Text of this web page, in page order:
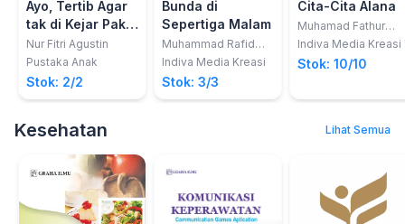
Ayo, Tertib Agar
tak di Kejar Pak
Kamtib!
Nur Fitri Agustin
Pustaka Anak
Stok: 2/2
Bunda di
Sepertiga Malam
Muhammad Rafid
N.R.; dkk
Indiva Media Kreasi
Stok: 3/3
Cita-Cita Alana
Muhamad Fathur
Maldini, Muhamad
Adithia Eka Mauladi
Indiva Media Kreasi
Stok: 10/10
Kesehatan Lihat Semua